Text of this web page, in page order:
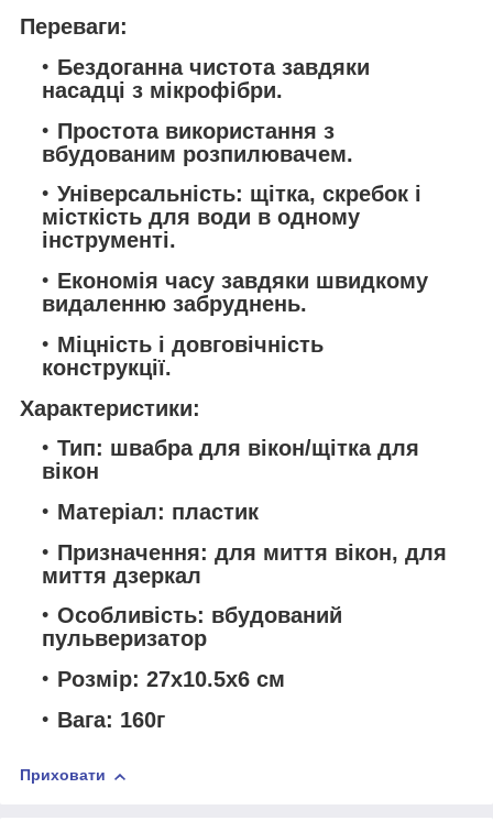
Переваги:
Бездоганна чистота завдяки
насадці з мікрофібри.
Простота використання з
вбудованим розпилювачем.
Універсальність: щітка, скребок і
місткість для води в одному
інструменті.
Економія часу завдяки швидкому
видаленню забруднень.
Міцність і довговічність
конструкції.
Характеристики:
Тип: швабра для вікон/щітка для
вікон
Матеріал: пластик
Призначення: для миття вікон, для
миття дзеркал
Особливість: вбудований
пульверизатор
Розмір: 27х10.5х6 см
Вага: 160г
Приховати